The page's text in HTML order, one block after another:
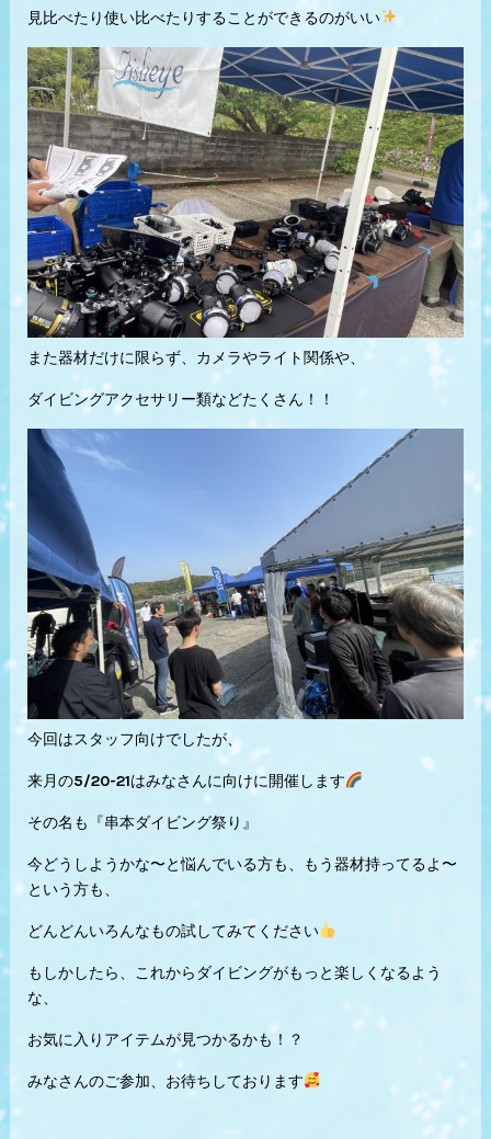
見比べたり使い比べたりすることができるのがいい
また器材だけに限らず、カメラやライト関係や、
ダイビングアクセサリー類などたくさん！！
今回はスタッフ向けでしたが、
来月の5/20-21はみなさんに向けに開催します
その名も『串本ダイビング祭り』
今どうしようかな〜と悩んでいる方も、もう器材持ってるよ〜
という方も、
どんどんいろんなもの試してみてください
もしかしたら、これからダイビングがもっと楽しくなるよう
な、
お気に入りアイテムが見つかるかも！？
みなさんのご参加、お待ちしております